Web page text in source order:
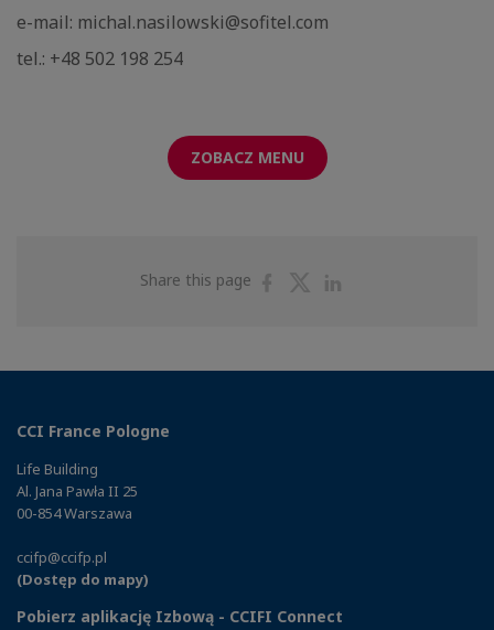
e-mail: michal.nasilowski@sofitel.com
tel.: +48 502 198 254
ZOBACZ MENU
Share this page
ShareShare
CCI France Pologne
Life Building
Al. Jana Pawła II 25
00-854 Warszawa
ccifp@ccifp.pl
(Dostęp do mapy)
Pobierz aplikację Izbową - CCIFI Connect